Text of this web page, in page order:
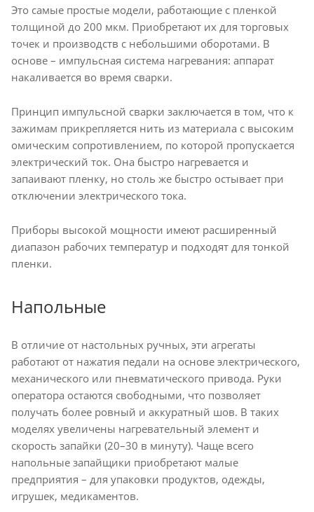
Это самые простые модели, работающие с пленкой
толщиной до 200 мкм. Приобретают их для торговых
точек и производств с небольшими оборотами. В
основе – импульсная система нагревания: аппарат
накаливается во время сварки.
Принцип импульсной сварки заключается в том, что к
зажимам прикрепляется нить из материала с высоким
омическим сопротивлением, по которой пропускается
электрический ток. Она быстро нагревается и
запаивают пленку, но столь же быстро остывает при
отключении электрического тока.
Приборы высокой мощности имеют расширенный
диапазон рабочих температур и подходят для тонкой
пленки.
Напольные
В отличие от настольных ручных, эти агрегаты
работают от нажатия педали на основе электрического,
механического или пневматического привода. Руки
оператора остаются свободными, что позволяет
получать более ровный и аккуратный шов. В таких
моделях увеличены нагревательный элемент и
скорость запайки (20–30 в минуту). Чаще всего
напольные запайщики приобретают малые
предприятия – для упаковки продуктов, одежды,
игрушек, медикаментов.